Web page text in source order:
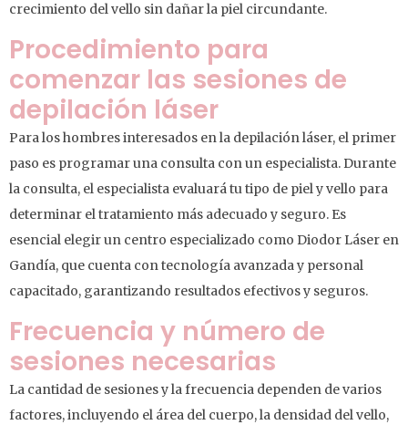
crecimiento del vello sin dañar la piel circundante.
Procedimiento para
comenzar las sesiones de
depilación láser
Para los hombres interesados en la depilación láser, el primer
paso es programar una consulta con un especialista. Durante
la consulta, el especialista evaluará tu tipo de piel y vello para
determinar el tratamiento más adecuado y seguro. Es
esencial elegir un centro especializado como Diodor Láser en
Gandía, que cuenta con tecnología avanzada y personal
capacitado, garantizando resultados efectivos y seguros.
Frecuencia y número de
sesiones necesarias
La cantidad de sesiones y la frecuencia dependen de varios
factores, incluyendo el área del cuerpo, la densidad del vello,